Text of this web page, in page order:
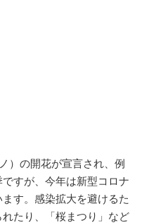
）の開花が宣言され、例
すが、今年は新型コロナ
す。感染拡大を避けるた
たり、「桜まつり」など